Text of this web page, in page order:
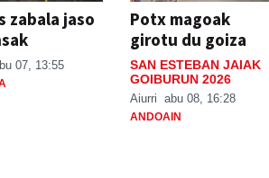
zabala jaso
07, 13:55
Potx magoak
girotu du goiza
SAN ESTEBAN JAIAK
GOIBURUN 2026
Aiurri abu 08, 16:28
ANDOAIN